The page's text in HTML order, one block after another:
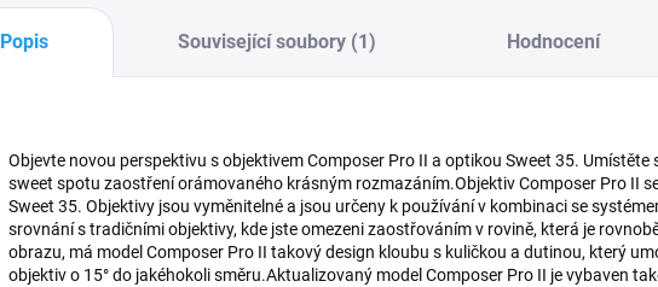
Popis Související soubory (1) Hodnocení
Objevte novou perspektivu s objektivem Composer Pro II a optikou Sweet 35. Umístěte
sweet spotu zaostření orámovaného krásným rozmazáním.Objektiv Composer Pro II
Sweet 35. Objektivy jsou vyměnitelné a jsou určeny k používání v kombinaci se
srovnání s tradičními objektivy, kde jste omezeni zaostřováním v rovině, která je
obrazu, má model Composer Pro II takový design kloubu s kuličkou a dutinou, který
objektiv o 15° do jakéhokoli směru.Aktualizovaný model Composer Pro II je vybaven